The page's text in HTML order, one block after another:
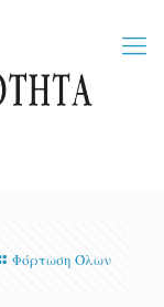
Φόρτωση Όλων